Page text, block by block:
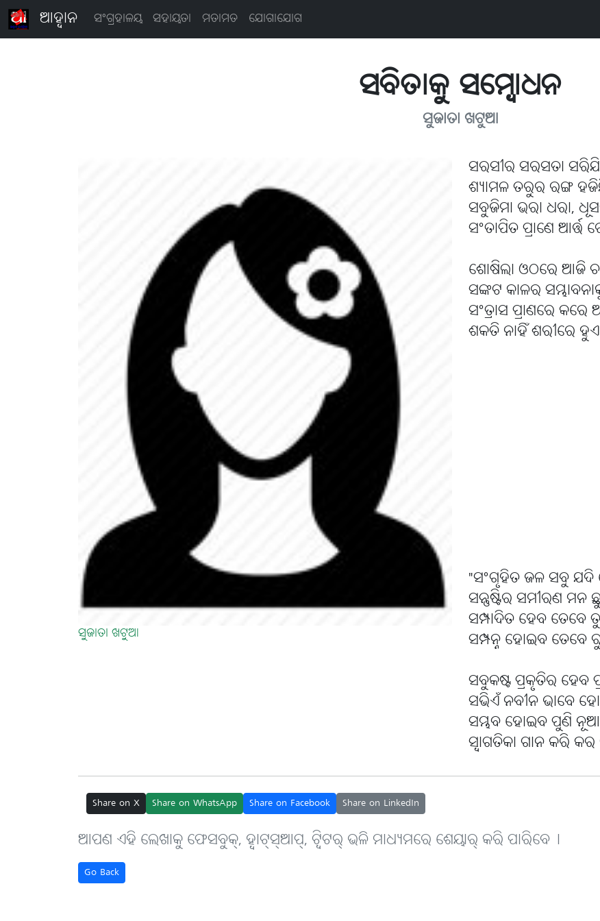
ଆହ୍ବାନ ସଂଗ୍ରହାଳୟ ସହାୟତା ମତାମତ ଯୋଗାଯୋଗ
ସବିତାକୁ ସମ୍ବୋଧନ
ସୁଜାତା ଖଟୁଆ
ସୁଜାତା ଖଟୁଆ
ସରସୀର ସରସତା
ଶ୍ୟାମଳ ତରୁର ରଙ୍ଗ
ସବୁଜିମା ଭରା ଧରା,
ସଂତାପିତ ପ୍ରାଣେ
ଶୋଷିଲା ଓଠରେ ଆଜି
ସଙ୍କଟ କାଳର
ସଂତ୍ରାସ ପ୍ରାଣରେ କରେ
ଶକତି ନାହିଁ ଶରୀରେ
"ସଂଗୃହିତ ଜଳ ସବୁ
ସନ୍ତୁଷ୍ଟିର ସମୀରଣ ମନ
ସମ୍ପାଦିତ ହେବ ତେବେ
ସମ୍ପନ୍ନ ହୋଇବ ତେବେ
ସବୁକଷ୍ଟ ପ୍ରକୃତିର ହେବ
ସଭିଏଁ ନବୀନ ଭାବେ
ସମ୍ଭବ ହୋଇବ ପୁଣି ନୂଆ
ସ୍ବାଗତିକା ଗାନ କରି
Share on X Share on WhatsApp Share on Facebook Share on LinkedIn
ଆପଣ ଏହି ଲେଖାକୁ ଫେସବୁକ୍, ହ୍ବାଟ୍‌ସ୍‌ଆପ୍, ଟ୍ବିଟର୍ ଭଳି ମାଧ୍ୟମରେ ଶେୟାର୍ କରି ପାରିବେ୤
Go Back